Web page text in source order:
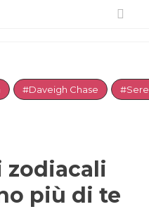
#Daveigh Chase
zodiacali
più di te